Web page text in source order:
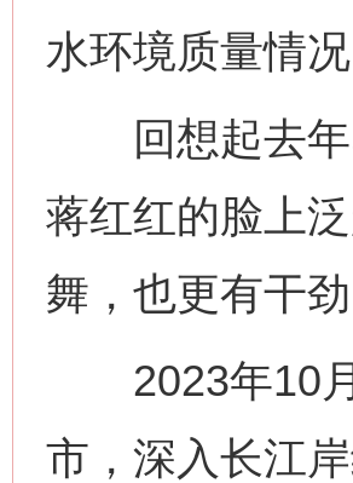
水环境质量情况
回想起去年
蒋红红的脸上
舞，也更有干劲
2023年10月
市，深入长江